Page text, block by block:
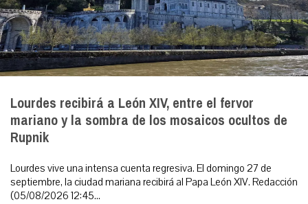
Lourdes recibirá a León XIV, entre el fervor
mariano y la sombra de los mosaicos ocultos de
Rupnik
Lourdes vive una intensa cuenta regresiva. El domingo 27 de
septiembre, la ciudad mariana recibirá al Papa León XIV. Redacción
(05/08/2026 12:45...